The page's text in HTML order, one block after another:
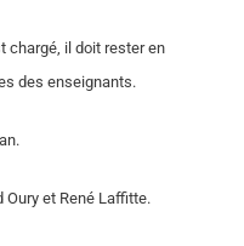
chargé, il doit rester en
des enseignants.
Oury et René Laffitte.